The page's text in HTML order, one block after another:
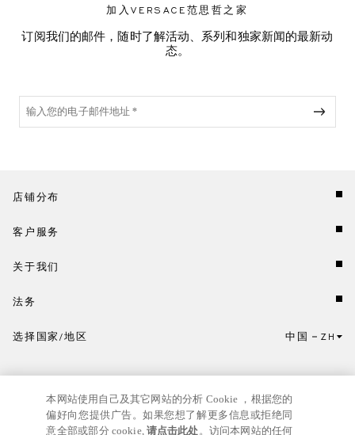
加入VERSACE范思哲之家
订阅我们的邮件，随时了解活动、系列和独家新闻的最新动
态。
店铺分布
客户服务
关于我们
法务
点击此处选择国家/地区和语言。
选择国家/地区 中国 ZH
本网站使用自己及其它网站的分析 Cookie ，根据您的
偏好向您提供广告。如果您想了解更多信息或拒绝同
意全部或部分 cookie,请点击此处。访问本网站的任何